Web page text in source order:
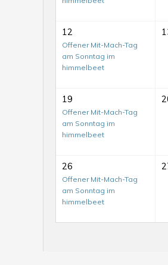
12
Offener Mit-Mach-Tag
am Sonntag im
himmelbeet
19
Offener Mit-Mach-Tag
am Sonntag im
himmelbeet
26
Offener Mit-Mach-Tag
am Sonntag im
himmelbeet
Mit-
Mach-